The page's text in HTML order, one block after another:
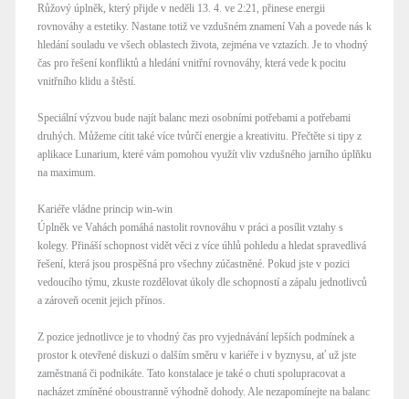
Růžový úplněk, který přijde v neděli 13. 4. ve 2:21, přinese energii
rovnováhy a estetiky. Nastane totiž ve vzdušném znamení Vah a povede nás k
hledání souladu ve všech oblastech života, zejména ve vztazích. Je to vhodný
čas pro řešení konfliktů a hledání vnitřní rovnováhy, která vede k pocitu
vnitřního klidu a štěstí.
Speciální výzvou bude najít balanc mezi osobními potřebami a potřebami
druhých. Můžeme cítit také více tvůrčí energie a kreativitu. Přečtěte si tipy z
aplikace Lunarium, které vám pomohou využít vliv vzdušného jarního úplňku
na maximum.
Kariéře vládne princip win-win
Úplněk ve Vahách pomáhá nastolit rovnováhu v práci a posílit vztahy s
kolegy. Přináší schopnost vidět věci z více úhlů pohledu a hledat spravedlivá
řešení, která jsou prospěšná pro všechny zúčastněné. Pokud jste v pozici
vedoucího týmu, zkuste rozdělovat úkoly dle schopností a zápalu jednotlivců
a zároveň ocenit jejich přínos.
Z pozice jednotlivce je to vhodný čas pro vyjednávání lepších podmínek a
prostor k otevřené diskuzi o dalším směru v kariéře i v byznysu, ať už jste
zaměstnaná či podnikáte. Tato konstalace je také o chuti spolupracovat a
nacházet zmíněné oboustranně výhodně dohody. Ale nezapomínejte na balanc